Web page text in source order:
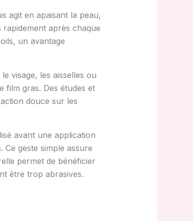
agit en apaisant la peau,
après chaque
un avantage
visage, les aisselles ou
film gras. Des études et
douce sur les
avant une application
geste simple assure
permet de bénéficier
être trop abrasives.